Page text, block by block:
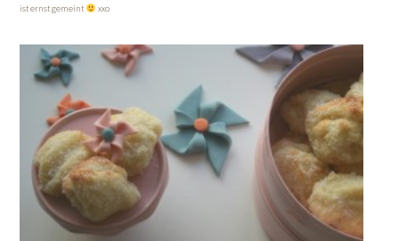
ist ernst gemeint
xxo